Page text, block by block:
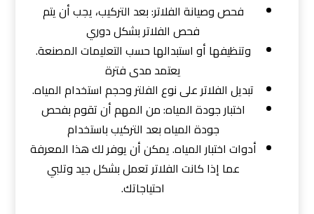
فحص وصيانة الفلاتر: بعد التركيب، يجب أن يتم
فحص الفلاتر بشكل دوري
وتنظيفها أو استبدالها حسب التعليمات المصنعة.
يعتمد مدى فترة
تبديل الفلاتر على نوع الفلتر وحجم استخدام المياه.
اختبار جودة المياه: من المهم أن تقوم بفحص
جودة المياه بعد التركيب باستخدام
أدوات اختبار المياه. يمكن أن يوفر لك هذا المعرفة
عما إذا كانت الفلاتر تعمل بشكل جيد وتلبي
احتياجاتك.